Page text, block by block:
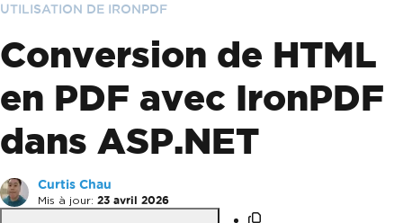
UTILISATION DE IRONPDF
Conversion de HTML
en PDF avec IronPDF
dans ASP.NET
Curtis Chau
Mis à jour: 23 avril 2026